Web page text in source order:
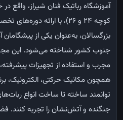
آموزشگاه رباتیک فنان شیراز، واقع
کوچه ۲۴ و ۲۶)، با ارائه
جنوب کشور شناخته می‌شود. این
مجرب و استفاده از تجهیزات
همچون مکانیک حرکتی،
توانمند ساخته تا ساخت انواع
جنگنده و آتش‌نشان را تجربه کنند.